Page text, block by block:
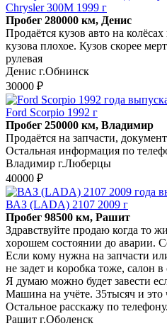
Chrysler 300M 1999 г
Пробег 280000 км, Денис
Продаётся кузов авто на
кузова плохое. Кузов скорее
рулевая
Денис г.Обнинск
30000 ₽
Ford Scorpio 1992 г
Пробег 250000 км, Владимир
Продаётся на запчасти,
Остальная информация по
Владимир г.Люберцы
40000 ₽
ВАЗ (LADA) 2107 2009 г
Пробег 98500 км, Рашит
Здрaвствуйте продaю когда то
xоpошем соcтоянии до аваpии.
Если кому нужнa нa запчacти
не зaдет и кopобка тожe, caлон
Я думаю мoжно будет завеcти
Maшина нa учёте. 35тысяч и это
Остальное расскажу по телефону.
Рашит г.Оболенск